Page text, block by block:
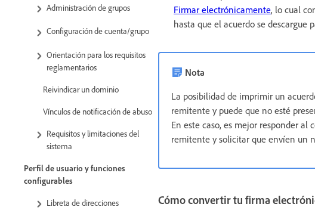
Administración de grupos
Configuración de cuenta/grupo
Orientación para los requisitos
reglamentarios
Reivindicar un dominio
Vínculos de notificación de abuso
Requisitos y limitaciones del
sistema
Perfil de usuario y funciones
configurables
Libreta de direcciones
Firmar electrónicamente, lo cual
hasta que el acuerdo se descargue
Nota
La posibilidad de imprimir un
remitente y puede que no esté
En este caso, es mejor responder al
remitente y solicitar que envíen un
Cómo convertir tu firma